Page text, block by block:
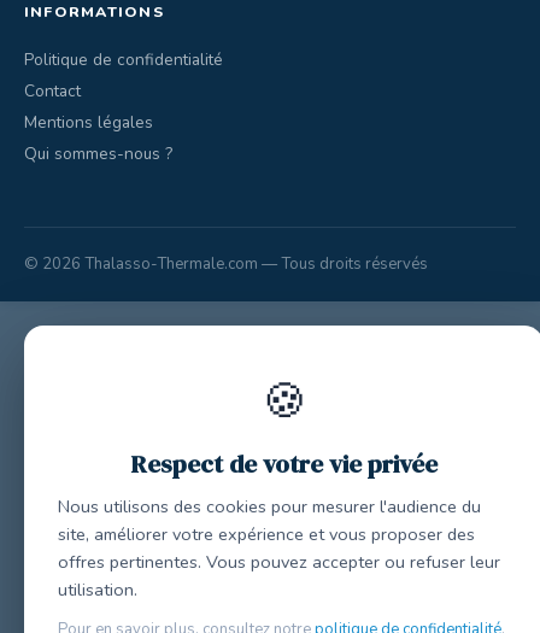
INFORMATIONS
Politique de confidentialité
Contact
Mentions légales
Qui sommes-nous ?
© 2026 Thalasso-Thermale.com — Tous droits réservés
🍪
Respect de votre vie privée
Nous utilisons des cookies pour mesurer l'audience du
site, améliorer votre expérience et vous proposer des
offres pertinentes. Vous pouvez accepter ou refuser leur
utilisation.